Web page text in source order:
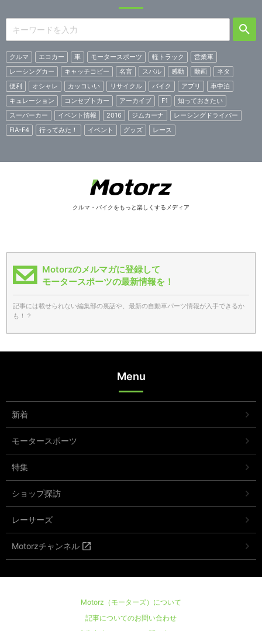
クルマ エコカー 車 モータースポーツ 軽トラック
営業車
レーシングカー
キャッチコピー 名言 スバル 感動 動画
ネタ
便利
オシャレ カッコいい リサイクル バイク アプリ
車中泊
キュレーション
コンセプトカー アーカイブ F1
知っておきたい
スーパーカー
イベント情報 2016 ジムカーナ
レーシングドライバー
FIA-F4
行ってみた！ イベント グッズ レース
クルマ・バイクをもっと楽しくするメディア
Motorzのメルマガに登録して
モータースポーツの最新情報を！
記事には載せられない編集部の裏話や、最新の自動車パーツ情報が入手できるか
も！？
Menu
新着
モータースポーツ
特集
ショップ探訪
レーサーズ
Motorzチャンネル
Motorz（モーターズ）について
記事についてのお問い合わせ